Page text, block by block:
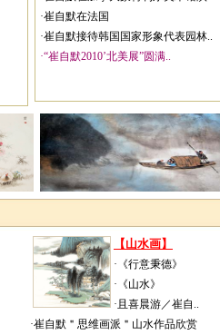
·崔自默在法国
·崔自默接待韩国国家形象代表园林..
·“崔自默2010’北美展”圆满..
【山水画】
·《行意秉德》
·《山水》
·且喜晨游／崔自..
·崔自默＂思维画派＂山水作品欣赏